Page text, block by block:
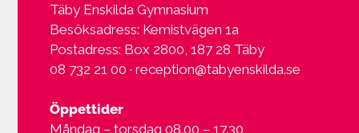
Täby Enskilda Gymnasium
Besöksadress: Kemistvägen 1a
Postadress: Box 2800, 187 28 Täby
08 732 21 00 · reception@tabyenskilda.se
Öppettider
Måndag – torsdag 08.00 – 17.30